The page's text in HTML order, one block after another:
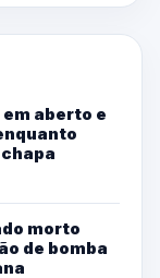
em aberto e
morto
de bomba